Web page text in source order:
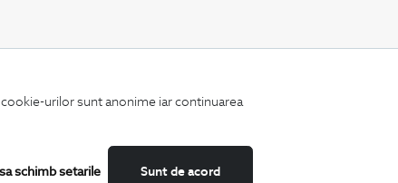
urilor sunt anonime iar continuarea
Sunt de acord
schimb setarile